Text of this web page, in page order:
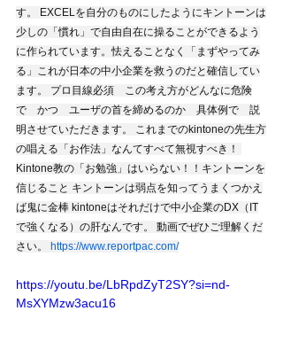
す。 EXCELを自分のものにしたようにキントーンは
少しの「慣れ」で自由自在に操ることができるよう
に作られています。怯えることなく「まずやってみ
る」これが日本の中小企業を救うのだと確信してい
ます。 プロ目線必須　この考え方がどんなに危険
で　かつ　ユーザの首を締めるのか　具体例で　説
明させていただきます。 これまでのkintoneの先生方
の唱える「お作法」なんてすべて無視すべき！
Kintone教の「お勉強」はいらない！！キントーンを
信じること キントーンは弱点を知ってうまくつかえ
ば鬼に金棒 kintoneはそれだけで中小企業のDX（IT
で強くなる）の肝なんです。 動画でぜひご理解くだ
さい。
https://www.reportpac.com/
https://youtu.be/LbRpdZyT2SY?si=nd-
MsXYMzw3acu16